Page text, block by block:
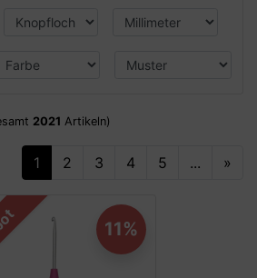
2021 Artikeln)
1 2 3 4 5 ... »
11%